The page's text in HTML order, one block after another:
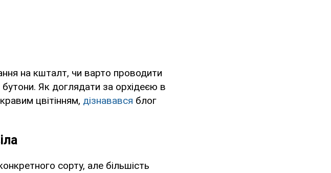
на кшталт, чи варто проводити
Як доглядати за орхідеєю в
цвітінням, дізнавався блог
сорту, але більшість